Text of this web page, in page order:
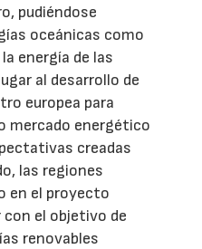
pudiéndose
oceánicas como
energía de las
al desarrollo de
europea para
mercado energético
creadas
las regiones
en el proyecto
el objetivo de
renovables